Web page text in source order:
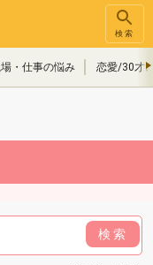
検索
・仕事の悩み 恋愛/30才
検索